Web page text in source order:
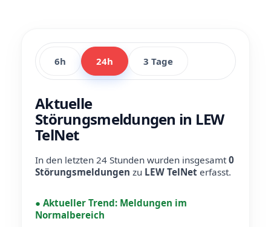
6h 24h 3 Tage
Aktuelle
Störungsmeldungen in LEW
TelNet
In den letzten 24 Stunden wurden insgesamt0
Störungsmeldungen zu LEW TelNet erfasst.
● Aktueller Trend: Meldungen im
Normalbereich